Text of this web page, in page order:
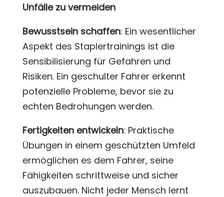
Unfälle zu vermeiden
Bewusstsein schaffen: Ein wesentlicher
Aspekt des Staplertrainings ist die
Sensibilisierung für Gefahren und
Risiken. Ein geschulter Fahrer erkennt
potenzielle Probleme, bevor sie zu
echten Bedrohungen werden.
Fertigkeiten entwickeln: Praktische
Übungen in einem geschützten Umfeld
ermöglichen es dem Fahrer, seine
Fähigkeiten schrittweise und sicher
auszubauen. Nicht jeder Mensch lernt